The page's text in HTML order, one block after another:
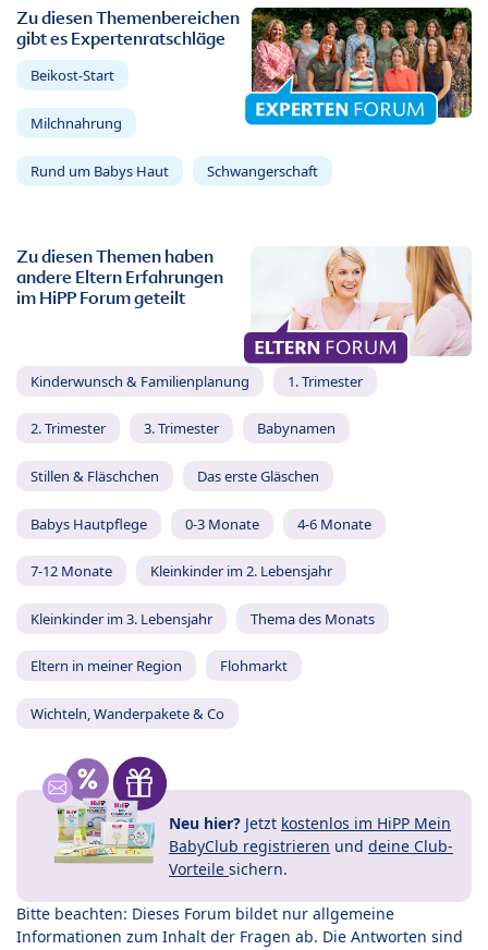
Zu diesen Themenbereichen
gibt es Expertenratschläge
Beikost-Start
Milchnahrung
Rund um Babys Haut Schwangerschaft
Zu diesen Themen haben
andere Eltern Erfahrungen
im HiPP Forum geteilt
Kinderwunsch & Familienplanung 1. Trimester
2. Trimester 3. Trimester Babynamen
Stillen & Fläschchen Das erste Gläschen
Babys Hautpflege 0-3 Monate 4-6 Monate
7-12 Monate Kleinkinder im 2. Lebensjahr
Kleinkinder im 3. Lebensjahr Thema des Monats
Eltern in meiner Region Flohmarkt
Wichteln, Wanderpakete & Co
Neu hier? Jetzt kostenlos im HiPP Mein
BabyClub registrieren und deine Club-
Vorteile sichern.
Bitte beachten: Dieses Forum bildet nur allgemeine
Informationen zum Inhalt der Fragen ab. Die Antworten sind